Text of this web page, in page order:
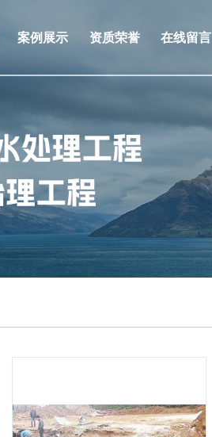
案例展示 资质荣誉 在线留言